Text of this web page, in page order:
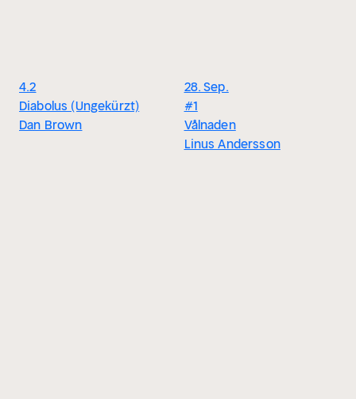
4.2
Diabolus (Ungekürzt)
Dan Brown
28. Sep.
#1
Vålnaden
Linus Andersson